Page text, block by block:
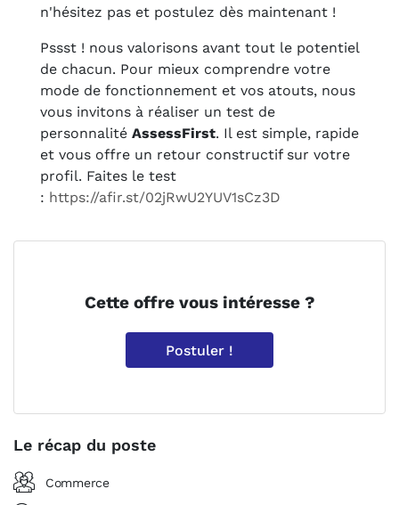
Le récap du poste
Commerce
n'hésitez pas et postulez dès maintenant !
Pssst ! nous valorisons avant tout le potentiel
de chacun. Pour mieux comprendre votre
mode de fonctionnement et vos atouts, nous
vous invitons à réaliser un test de
personnalité AssessFirst. Il est simple, rapide
et vous offre un retour constructif sur votre
profil. Faites le test
: https://afir.st/02jRwU2YUV1sCz3D
Cette offre vous intéresse ?
Postuler !